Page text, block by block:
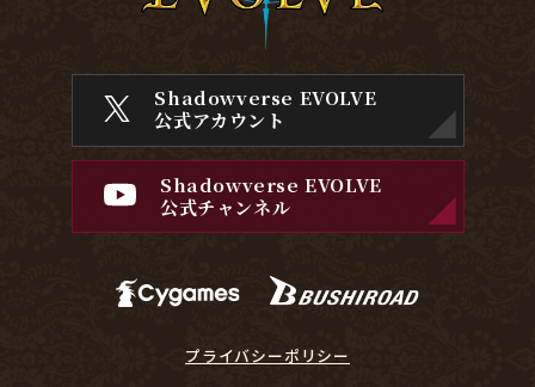
Shadowverse EVOLVE
公式アカウント
Shadowverse EVOLVE
公式チャンネル
プライバシーポリシー